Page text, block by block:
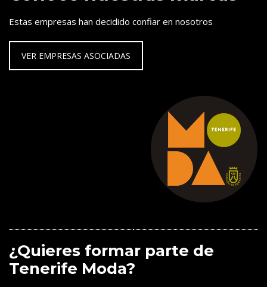
Estas empresas han decidido confiar en nosotros
VER EMPRESAS ASOCIADAS
¿Quieres formar parte de
Tenerife Moda?